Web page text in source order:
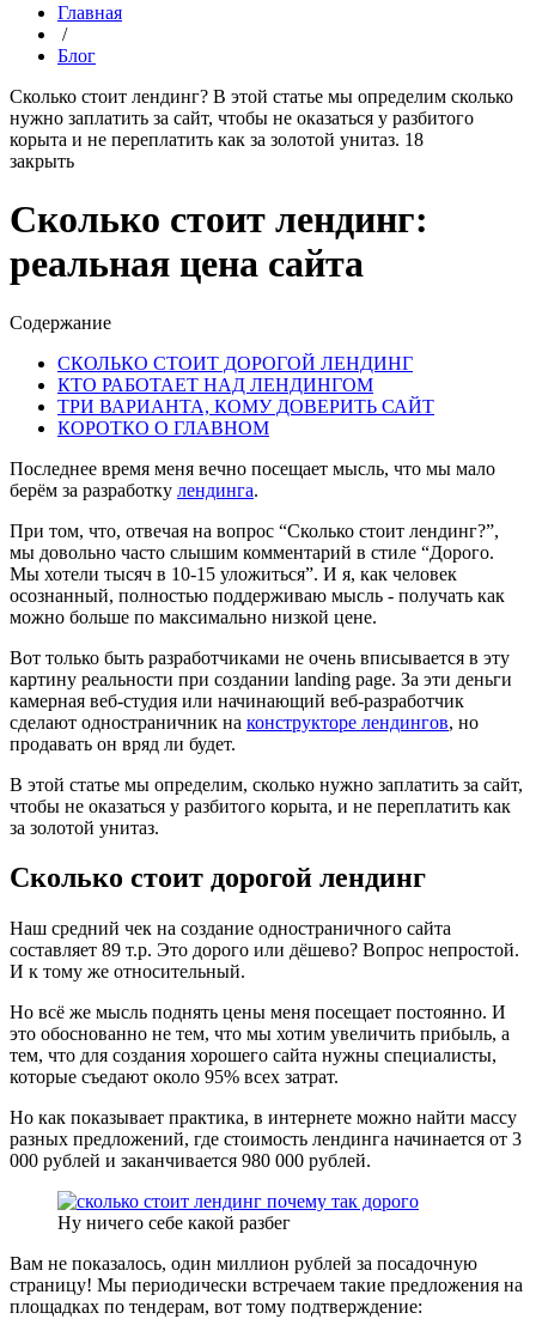
Главная
/
Блог
Сколько стоит лендинг? В этой статье мы определим сколько
нужно заплатить за сайт, чтобы не оказаться у разбитого
корыта и не переплатить как за золотой унитаз. 18
закрыть
Сколько стоит лендинг:
реальная цена сайта
Содержание
СКОЛЬКО СТОИТ ДОРОГОЙ ЛЕНДИНГ
КТО РАБОТАЕТ НАД ЛЕНДИНГОМ
ТРИ ВАРИАНТА, КОМУ ДОВЕРИТЬ САЙТ
КОРОТКО О ГЛАВНОМ
Последнее время меня вечно посещает мысль, что мы мало
берём за разработку лендинга.
При том, что, отвечая на вопрос “Сколько стоит лендинг?”,
мы довольно часто слышим комментарий в стиле “Дорого.
Мы хотели тысяч в 10-15 уложиться”. И я, как человек
осознанный, полностью поддерживаю мысль - получать как
можно больше по максимально низкой цене.
Вот только быть разработчиками не очень вписывается в эту
картину реальности при создании landing page. За эти деньги
камерная веб-студия или начинающий веб-разработчик
сделают одностраничник на конструкторе лендингов, но
продавать он вряд ли будет.
В этой статье мы определим, сколько нужно заплатить за сайт,
чтобы не оказаться у разбитого корыта, и не переплатить как
за золотой унитаз.
Сколько стоит дорогой лендинг
Наш средний чек на создание одностраничного сайта
составляет 89 т.р. Это дорого или дёшево? Вопрос непростой.
И к тому же относительный.
Но всё же мысль поднять цены меня посещает постоянно. И
это обоснованно не тем, что мы хотим увеличить прибыль, а
тем, что для создания хорошего сайта нужны специалисты,
которые съедают около 95% всех затрат.
Но как показывает практика, в интернете можно найти массу
разных предложений, где стоимость лендинга начинается от 3
000 рублей и заканчивается 980 000 рублей.
Ну ничего себе какой разбег
Вам не показалось, один миллион рублей за посадочную
страницу! Мы периодически встречаем такие предложения на
площадках по тендерам, вот тому подтверждение: